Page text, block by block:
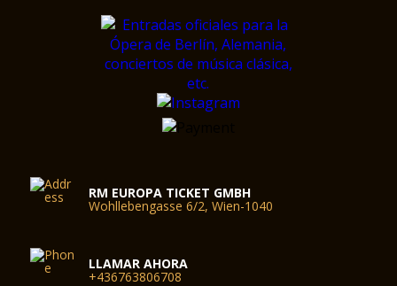
RM EUROPA TICKET GMBH
Wohllebengasse 6/2, Wien-1040
LLAMAR AHORA
+436763806708